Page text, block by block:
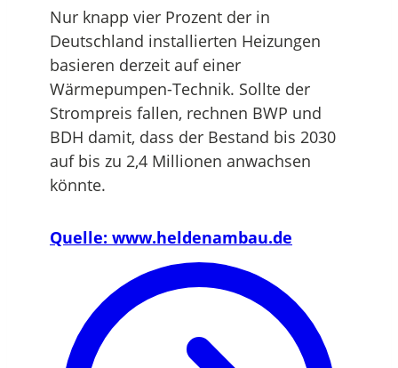
Nur knapp vier Prozent der in
Deutschland installierten Heizungen
basieren derzeit auf einer
Wärmepumpen-Technik. Sollte der
Strompreis fallen, rechnen BWP und
BDH damit, dass der Bestand bis 2030
auf bis zu 2,4 Millionen anwachsen
könnte.
Quelle: www.heldenambau.de